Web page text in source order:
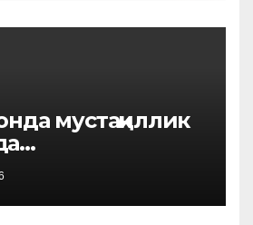
мустақиллик
ҳуқуқий
механизми